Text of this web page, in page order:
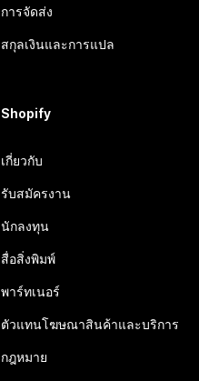
การจัดส่ง
สกุลเงินและการแปล
Shopify
เกี่ยวกับ
รับสมัครงาน
นักลงทุน
สื่อสิ่งพิมพ์
พาร์ทเนอร์
ตัวแทนโฆษณาสินค้าและบริการ
กฎหมาย